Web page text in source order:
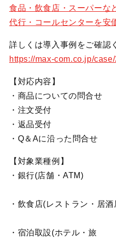
食品・飲食店・スーパー
代行・コールセンターを安
詳しくは導入事例をご確認
https://max-com.co.jp/
【対応内容】
・商品についての問合せ
・注文受付
・返品受付
・Q＆Aに沿っ
【対象業種例】
・銀行(店
・飲食店(レストラン・
・宿泊取設(ホテル・旅